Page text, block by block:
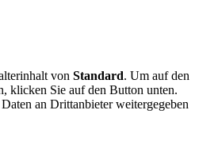
von Standard. Um auf den
klicken Sie auf den Button unten.
an Drittanbieter weitergegeben